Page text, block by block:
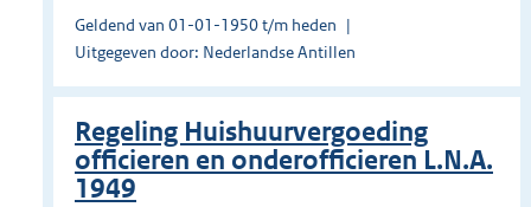
Geldend van 01-01-1950 t/m heden
Uitgegeven door: Nederlandse Antillen
Regeling Huishuurvergoeding
officieren en onderofficieren L.N.A.
1949